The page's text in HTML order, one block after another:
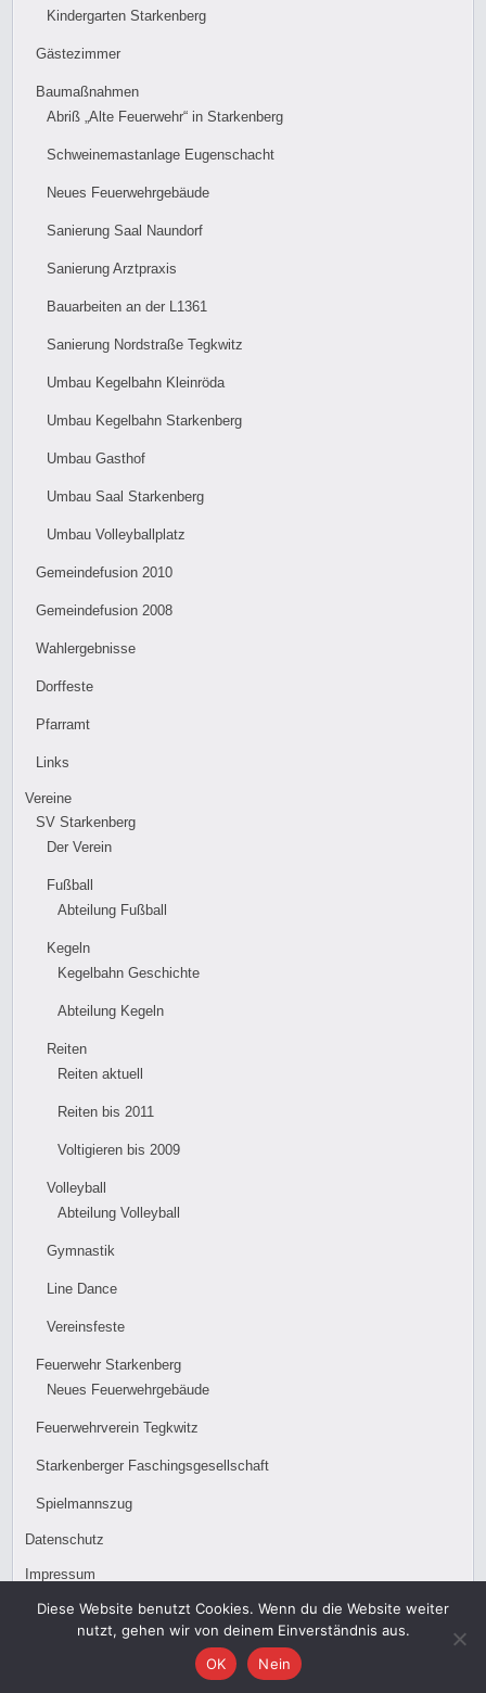
Kindergarten Starkenberg
Gästezimmer
Baumaßnahmen
Abriß „Alte Feuerwehr“ in Starkenberg
Schweinemastanlage Eugenschacht
Neues Feuerwehrgebäude
Sanierung Saal Naundorf
Sanierung Arztpraxis
Bauarbeiten an der L1361
Sanierung Nordstraße Tegkwitz
Umbau Kegelbahn Kleinröda
Umbau Kegelbahn Starkenberg
Umbau Gasthof
Umbau Saal Starkenberg
Umbau Volleyballplatz
Gemeindefusion 2010
Gemeindefusion 2008
Wahlergebnisse
Dorffeste
Pfarramt
Links
Vereine
SV Starkenberg
Der Verein
Fußball
Abteilung Fußball
Kegeln
Kegelbahn Geschichte
Abteilung Kegeln
Reiten
Reiten aktuell
Reiten bis 2011
Voltigieren bis 2009
Volleyball
Abteilung Volleyball
Gymnastik
Line Dance
Vereinsfeste
Feuerwehr Starkenberg
Neues Feuerwehrgebäude
Feuerwehrverein Tegkwitz
Starkenberger Faschingsgesellschaft
Spielmannszug
Datenschutz
Impressum
Gemeinde Starkenberg und SV Starkenberg e.V.
Diese Website benutzt Cookies. Wenn du die Website weiter
nutzt, gehen wir von deinem Einverständnis aus.
OK
Nein